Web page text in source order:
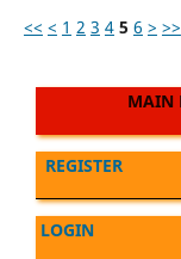
<< < 1 2 3 4 5 6 > >>
MAIN
REGISTER
LOGIN